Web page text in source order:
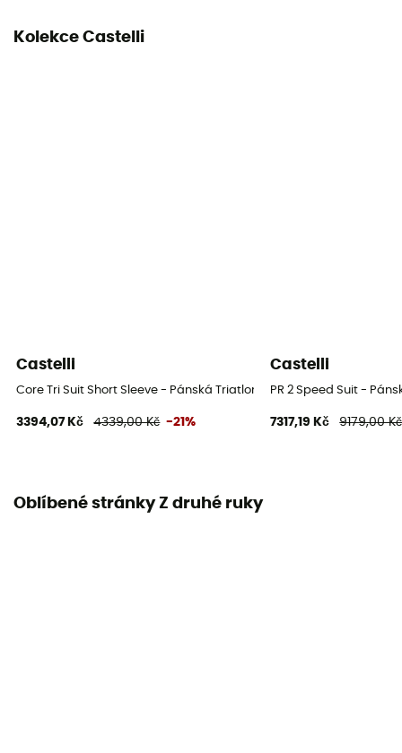
Kolekce Castelli
Castelli
Core Tri Suit Short Sleeve - Pánská Triatlonová kombinéza
3394,07 Kč 4339,00 Kč -21%
Castelli
PR 2 Speed Suit -
7317,19 Kč 9179,00 Kč
Oblíbené stránky Z druhé ruky